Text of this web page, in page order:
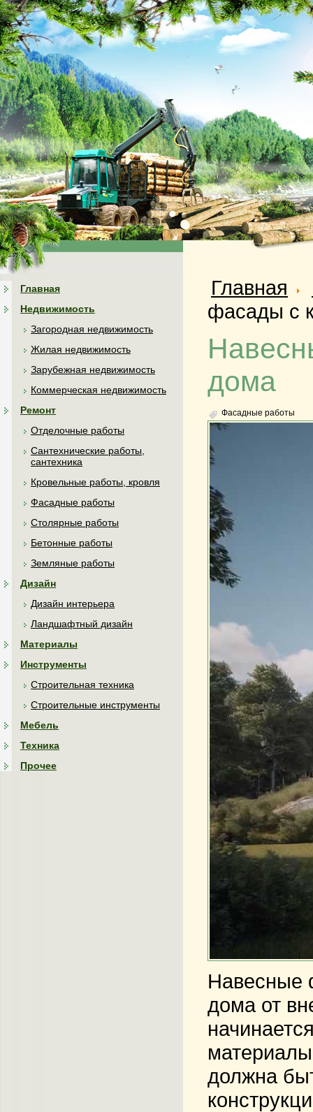
Главная
Недвижимость
Загородная недвижимость
Жилая недвижимость
Зарубежная недвижимость
Коммерческая недвижимость
Ремонт
Отделочные работы
Сантехнические работы,
сантехника
Кровельные работы, кровля
Фасадные работы
Столярные работы
Бетонные работы
Земляные работы
Дизайн
Дизайн интерьера
Ландшафтный дизайн
Материалы
Инструменты
Строительная техника
Строительные инструменты
Мебель
Техника
Прочее
Главная
фасады с
дома
Фасадные работы
Навесные
дома от
должна